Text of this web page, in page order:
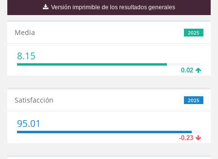
Versión imprimible de los resultados generales
2025
Media
8.15
0.02
2025
Satisfacción
95.01
-0.23